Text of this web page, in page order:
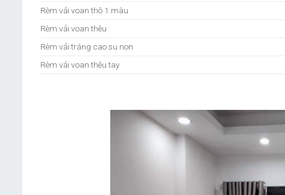
Rèm vải voan thô 1 màu
Rèm vải voan thêu
Rèm vải tráng cao su non
Rèm vải voan thêu tay